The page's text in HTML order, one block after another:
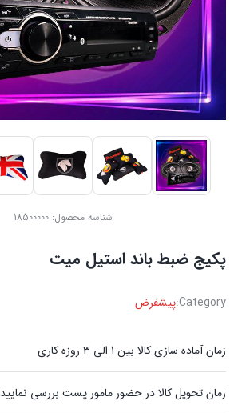
شناسه محصول: 18500000
پکیج ضبط باند استیل میت
Category:پیشفرض
زمان آماده سازی کالا بین 1 الی 3 روزه کاری
زمان تحویل کالا در حضور مامور پست بررسی نمایید